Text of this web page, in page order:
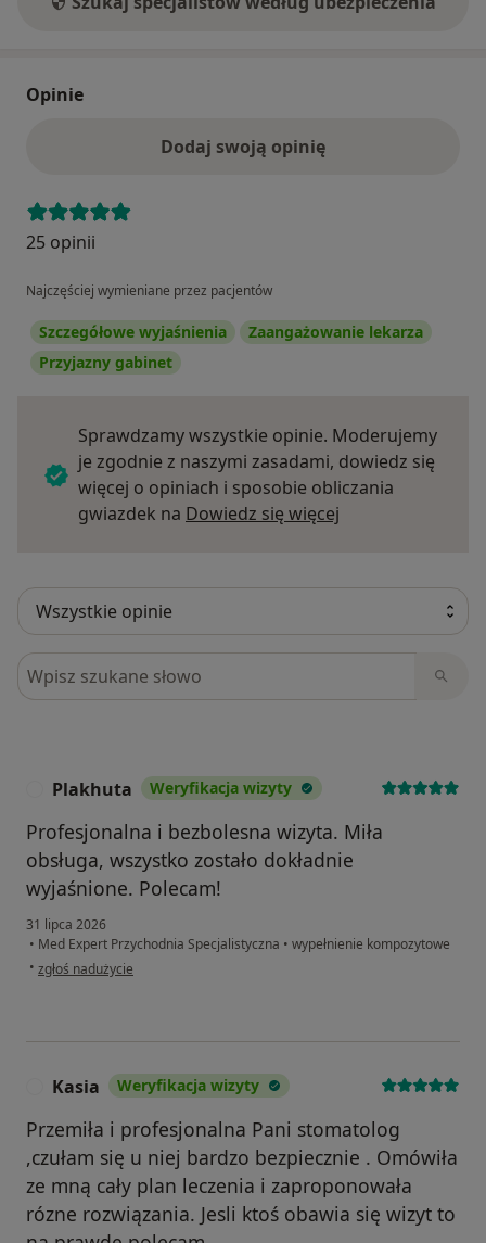
Opinie
Dodaj swoją opinię
25 opinii
Najczęściej wymieniane przez pacjentów
Szczegółowe wyjaśnienia
Zaangażowanie lekarza
Przyjazny gabinet
Sprawdzamy wszystkie opinie. Moderujemy
je zgodnie z naszymi zasadami, dowiedz się
więcej o opiniach i sposobie obliczania
gwiazdek na Dowiedz się więcej
Szukaj w opiniach
Plakhuta Weryfikacja wizyty
Profesjonalna i bezbolesna wizyta. Miła
obsługa, wszystko zostało dokładnie
wyjaśnione. Polecam!
31 lipca 2026
• Med Expert Przychodnia Specjalistyczna • wypełnienie kompozytowe
• w opinii użytkownika Plakhuta
zgłoś nadużycie
Kasia Weryfikacja wizyty
Przemiła i profesjonalna Pani stomatolog
,czułam się u niej bardzo bezpiecznie . Omówiła
ze mną cały plan leczenia i zaproponowała
rózne rozwiązania. Jesli ktoś obawia się wizyt to